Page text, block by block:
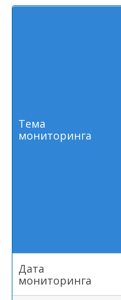
Тема
мониторинга
Дата
мониторинга